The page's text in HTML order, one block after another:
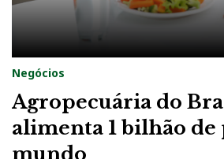
Negócios
Agropecuária do
alimenta 1 bilhão de
mundo